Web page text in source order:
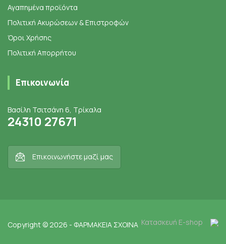
Αγαπημένα προϊόντα
Πολιτική Ακυρώσεων & Επιστροφών
Όροι Χρήσης
Πολιτική Απορρήτου
Επικοινωνία
Βασίλη Τσιτσάνη 6, Τρίκαλα
24310 27671
Επικοινωνήστε μαζί μας
Copyright © 2026 - ΦΑΡΜΑΚΕΙΑ ΣΧΟΙΝΑ Κατασκευή E-shop